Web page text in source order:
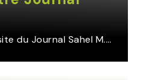
du Journal Sahel M.…